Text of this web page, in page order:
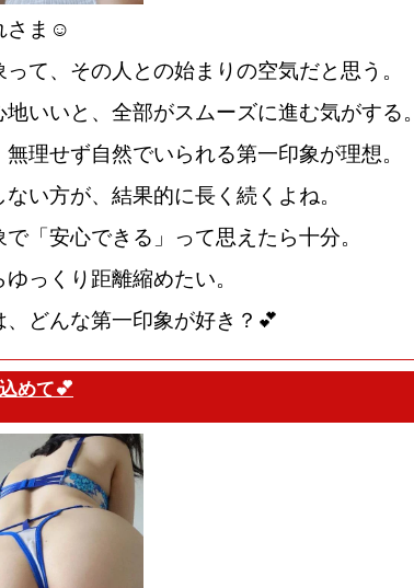
さま☺️
って、その人との始まりの空気だと思う。
地いいと、全部がスムーズに進む気がする。
無理せず自然でいられる第一印象が理想。
い方が、結果的に長く続くよね。
「安心できる」って思えたら十分。
っくり距離縮めたい。
、どんな第一印象が好き？💕
めて💕